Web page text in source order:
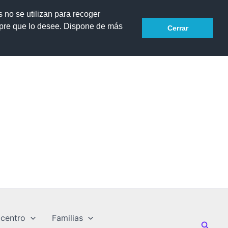
no se utilizan para recoger
que lo desee. Dispone de más
Cerrar
Facebook
de
Familias